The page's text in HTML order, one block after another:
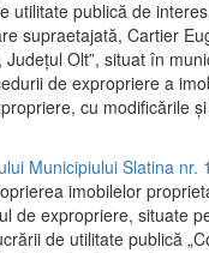
utilitate publică de
supraetajată, Cartier
Judeţul Olt”, situat în
de expropriere a
cu modificările
Municipiului Slatina nr.
imobilelor
de expropriere, situate
de utilitate publică